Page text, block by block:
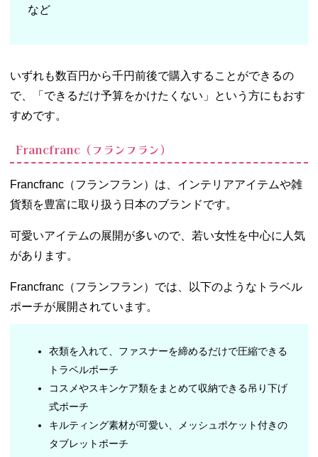
など
いずれも数百円から千円前後で購入することができるの
で、「できるだけ予算をかけたくない」という方にもおす
すめです。
Francfranc（フランフラン）
Francfranc（フランフラン）は、インテリアアイテムや雑
貨類を豊富に取り扱う日本のブランドです。
可愛いアイテムの展開が多いので、若い女性を中心に人気
があります。
Francfranc（フランフラン）では、以下のようなトラベル
ポーチが展開されています。
衣類を入れて、ファスナーを締めるだけで圧縮できる
トラベルポーチ
コスメやスキンケア類をまとめて収納できる吊り下げ
式ポーチ
キルティング素材が可愛い、メッシュポケット付きの
タブレットポーチ